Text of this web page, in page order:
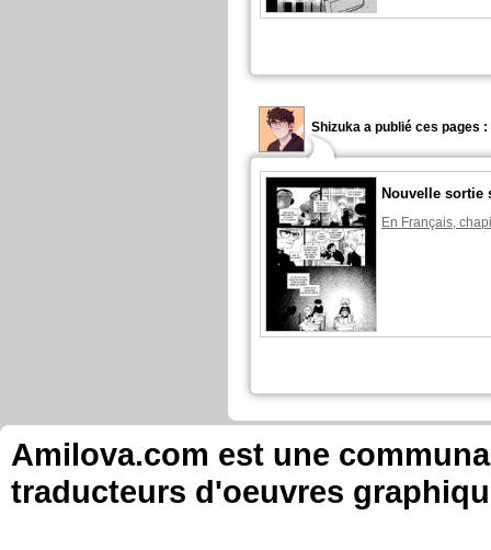
Shizuka a publié ces pages :
Nouvelle sortie
En Français,
Amilova.com est une
traducteurs d'oeuvres